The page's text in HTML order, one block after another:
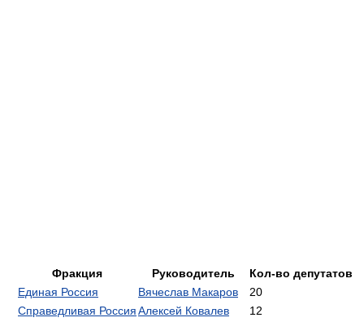
Фракция Руководитель
Кол-во депутатов
Единая Россия
Вячеслав Макаров
20
Справедливая РоссияАлексей Ковалев
12